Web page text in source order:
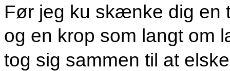
Før jeg ku skænke dig en
og en krop som langt om
tog sig sammen til at